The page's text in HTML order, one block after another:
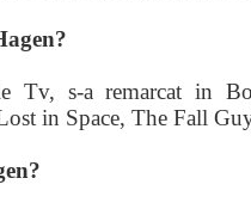
Tv, s-a remarcat in
in Space, The Fall